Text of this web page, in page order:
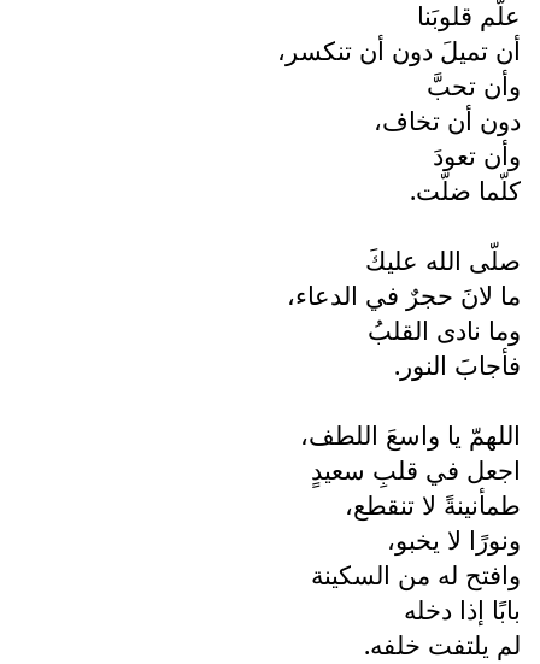
علّم قلوبَنا
أن تميلَ دون أن تنكسر،
وأن تحبَّ
دون أن تخاف،
وأن تعودَ
كلّما ضلّت.
صلّى الله عليكَ
ما لانَ حجرٌ في الدعاء،
وما نادى القلبُ
فأجابَ النور.
اللهمّ يا واسعَ اللطف،
اجعل في قلبِ سعيدٍ
طمأنينةً لا تنقطع،
ونورًا لا يخبو،
وافتح له من السكينة
بابًا إذا دخله
لم يلتفت خلفه.